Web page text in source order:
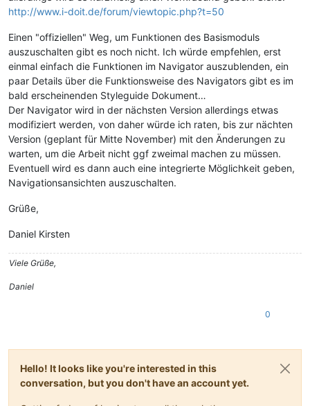
http://www.i-doit.de/forum/viewtopic.php?t=50
Einen "offiziellen" Weg, um Funktionen des Basismoduls
auszuschalten gibt es noch nicht. Ich würde empfehlen, erst
einmal einfach die Funktionen im Navigator auszublenden, ein
paar Details über die Funktionsweise des Navigators gibt es im
bald erscheinenden Styleguide Dokument…
Der Navigator wird in der nächsten Version allerdings etwas
modifiziert werden, von daher würde ich raten, bis zur nächten
Version (geplant für Mitte November) mit den Änderungen zu
warten, um die Arbeit nicht ggf zweimal machen zu müssen.
Eventuell wird es dann auch eine integrierte Möglichkeit geben,
Navigationsansichten auszuschalten.
Grüße,
Daniel Kirsten
Viele Grüße,
Daniel
0
Hello! It looks like you're interested in this
conversation, but you don't have an account yet.